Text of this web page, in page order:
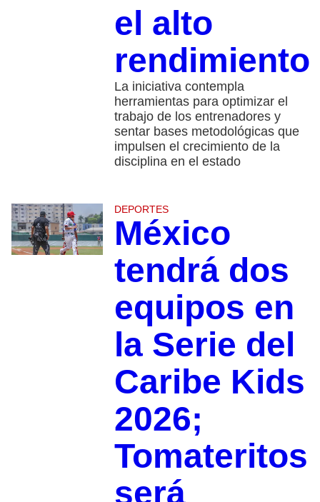
el alto
rendimiento
La iniciativa contempla
herramientas para optimizar el
trabajo de los entrenadores y
sentar bases metodológicas que
impulsen el crecimiento de la
disciplina en el estado
DEPORTES
México
tendrá dos
equipos en
la Serie del
Caribe Kids
2026;
Tomateritos
será